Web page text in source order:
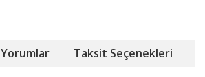
Yorumlar Taksit Seçenekleri